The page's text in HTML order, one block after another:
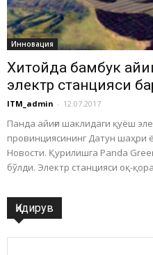
Инновация
Хитойда бамбук
электр станцияси
ITM_admin - 12.07.2017
Панда айиғи шаклидаги қуёш
провинциясининг Датун шаҳри
Новости. Қурилишга Panda
бўлди. Электр станцияси оқ-
Қидирув